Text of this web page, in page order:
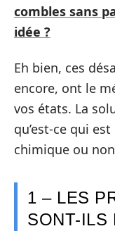
combles sans
idée ?
Eh bien, ces
encore, ont le
vos états. La
qu’est-ce qui
chimique ou
1 – LES
SONT-ILS